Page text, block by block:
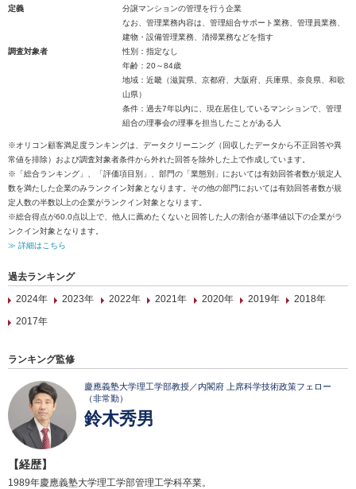
定義
分譲マンションの管理を行う企業
なお、管理業務内容は、管理組合サポート業務、管理員業務、
建物・設備管理業務、清掃業務などを指す
調査対象者
性別：指定なし
年齢：20～84歳
地域：近畿（滋賀県、京都府、大阪府、兵庫県、奈良県、和歌
山県）
条件：過去7年以内に、現在居住しているマンションで、管理
組合の理事会の理事を担当したことがある人
※オリコン顧客満足度ランキングは、データクリーニング（回収したデータから不正回答や異
常値を排除）および調査対象者条件から外れた回答を除外した上で作成しています。
※「総合ランキング」、「評価項目別」、部門の「業態別」においては有効回答者数が規定人
数を満たした企業のみランクイン対象となります。その他の部門においては有効回答者数が規
定人数の半数以上の企業がランクイン対象となります。
※総合得点が60.0点以上で、他人に薦めたくないと回答した人の割合が基準値以下の企業がラ
ンクイン対象となります。
≫ 詳細はこちら
過去ランキング
2024年
2023年 2022年 2021年 2020年 2019年
2018年
2017年
ランキング監修
慶應義塾大学理工学部教授／内閣府 上席科学技術政策フェロー
（非常勤）
鈴木秀男
【経歴】
1989年慶應義塾大学理工学部管理工学科卒業。